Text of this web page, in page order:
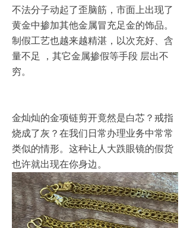
ꄷ 奢侈品流通
ꄷ 鉴定服务
ꄷ 免费清洗
企业资讯
线上商城
不法分子动起了歪脑筋，市面上出现了
黄金中掺加其他金属冒充足金的饰品。
制假工艺也越来越精湛，以次充好、含
量不足 ，其它金属掺假等手段 层出不
穷。
金灿灿的金项链剪开竟然是白芯？戒指
烧成了灰？在我们日常办理业务中常常
类似的情形。这种让人大跌眼镜的假货
也许就出现在你身边。